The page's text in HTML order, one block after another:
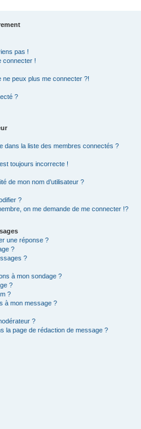
pas !
connecter !
peux plus me connecter ?!
?
dans la liste des membres connectés ?
toujours incorrecte !
de mon nom d’utilisateur ?
?
on me demande de me connecter !?
une réponse ?
?
?
à mon sondage ?
?
?
à mon message ?
?
la page de rédaction de message ?